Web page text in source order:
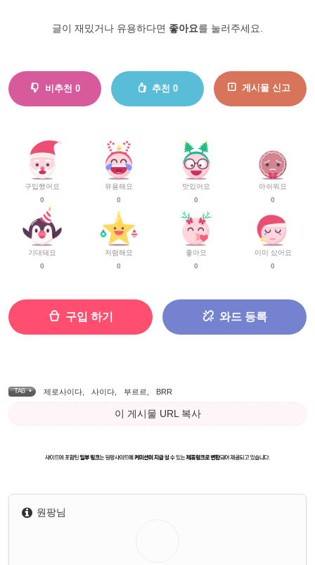
글이 재밌거나 유용하다면 좋아요를 눌러주세요.
비추천 0 추천 0 게시물 신고
구입했어요
0
기대돼요
0
유용해요
0
저렴해요
0
맛있어요
0
좋아요
0
아쉬워요
0
이미 샀어요
0
구입 하기 와드 등록
TAG • 제로사이다 사이다 부르르 BRR
이 게시물 URL 복사
원팡님